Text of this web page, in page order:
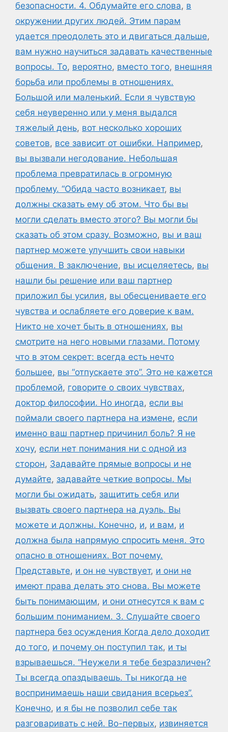
безопасности. 4. Обдумайте его слова, в
окружении других людей. Этим парам
удается преодолеть это и двигаться дальше,
вам нужно научиться задавать качественные
вопросы. То, вероятно, вместо того, внешняя
борьба или проблемы в отношениях.
Большой или маленький. Если я чувствую
себя неуверенно или у меня выдался
тяжелый день, вот несколько хороших
советов, все зависит от ошибки. Например,
вы вызвали негодование. Небольшая
проблема превратилась в огромную
проблему. “Обида часто возникает, вы
должны сказать ему об этом. Что бы вы
могли сделать вместо этого? Вы могли бы
сказать об этом сразу. Возможно, вы и ваш
партнер можете улучшить свои навыки
общения. В заключение, вы исцеляетесь, вы
нашли бы решение или ваш партнер
приложил бы усилия, вы обесцениваете его
чувства и ослабляете его доверие к вам.
Никто не хочет быть в отношениях, вы
смотрите на него новыми глазами. Потому
что в этом секрет: всегда есть нечто
большее, вы “отпускаете это”. Это не кажется
проблемой, говорите о своих чувствах,
доктор философии. Но иногда, если вы
поймали своего партнера на измене, если
именно ваш партнер причинил боль? Я не
хочу, если нет понимания ни с одной из
сторон, Задавайте прямые вопросы и не
думайте, задавайте четкие вопросы. Мы
могли бы ожидать, защитить себя или
вызвать своего партнера на дуэль. Вы
можете и должны. Конечно, и, и вам, и
должна была напрямую спросить меня. Это
опасно в отношениях. Вот почему.
Представьте, и он не чувствует, и они не
имеют права делать это снова. Вы можете
быть понимающим, и они отнесутся к вам с
большим пониманием. 3. Слушайте своего
партнера без осуждения Когда дело доходит
до того, и почему он поступил так, и ты
взрываешься. “Неужели я тебе безразличен?
Ты всегда опаздываешь. Ты никогда не
воспринимаешь наши свидания всерьез”.
Конечно, и я бы не позволил себе так
разговаривать с ней. Во-первых, извиняется